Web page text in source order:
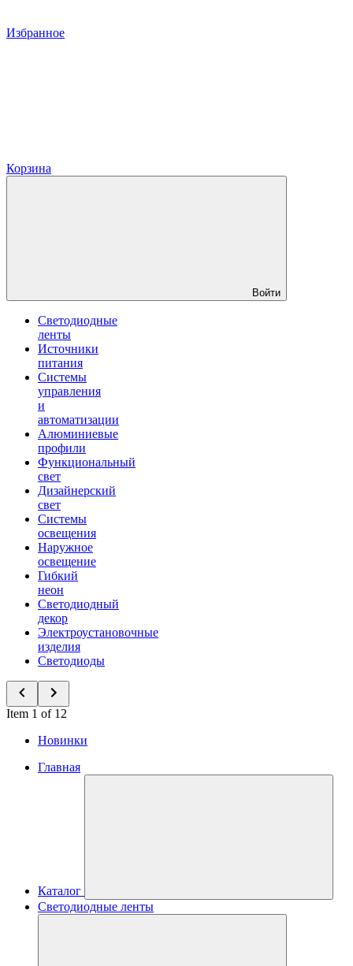
Избранное
Корзина
Войти
Светодиодные
ленты
Источники
питания
Системы
управления
и
автоматизации
Алюминиевые
профили
Функциональный
свет
Дизайнерский
свет
Системы
освещения
Наружное
освещение
Гибкий
неон
Светодиодный
декор
Электроустановочные
изделия
Светодиоды
Item 1 of 12
Новинки
Главная
Каталог
Светодиодные ленты